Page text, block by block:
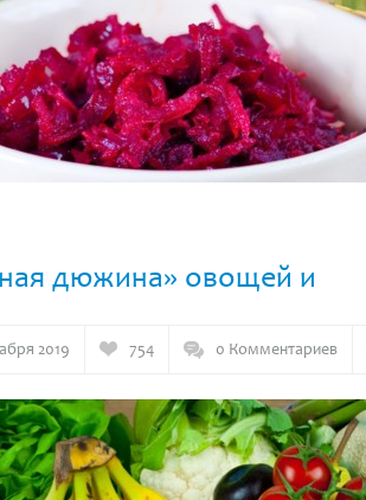
дюжина» овощей и
2019 754 0 Комментариев